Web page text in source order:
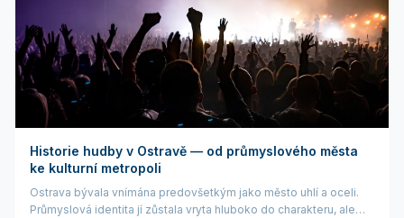
Historie hudby v Ostravě — od průmyslového města
ke kulturní metropoli
Ostrava bývala vnímána predovšetkým jako město uhlí a oceli.
Průmyslová identita jí zůstala vryta hluboko do charakteru, ale